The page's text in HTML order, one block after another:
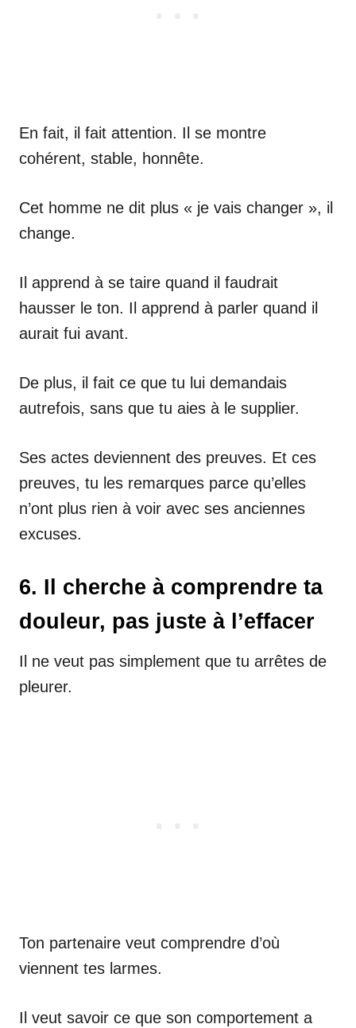
En fait, il fait attention. Il se montre
cohérent, stable, honnête.
Cet homme ne dit plus « je vais changer », il
change.
Il apprend à se taire quand il faudrait
hausser le ton. Il apprend à parler quand il
aurait fui avant.
De plus, il fait ce que tu lui demandais
autrefois, sans que tu aies à le supplier.
Ses actes deviennent des preuves. Et ces
preuves, tu les remarques parce qu’elles
n’ont plus rien à voir avec ses anciennes
excuses.
6. Il cherche à comprendre ta
douleur, pas juste à l’effacer
Il ne veut pas simplement que tu arrêtes de
pleurer.
Ton partenaire veut comprendre d’où
viennent tes larmes.
Il veut savoir ce que son comportement a